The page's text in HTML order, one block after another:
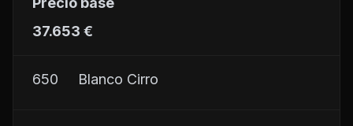
37.653 €
650     Blanco Cirro